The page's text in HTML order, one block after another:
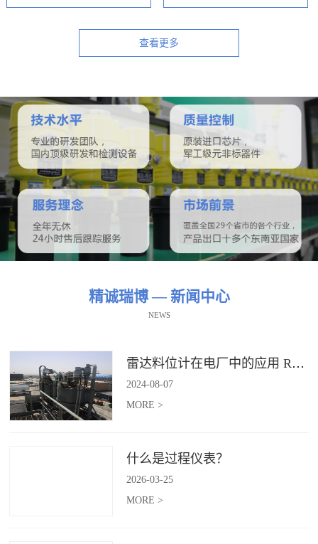
查看更多
精诚瑞博 — 新闻中心
NEWS
雷达料位计在电厂中的应用 RBRDZB-71-6-C
2024-08-07
MORE >
什么是过程仪表？
2026-03-25
MORE >